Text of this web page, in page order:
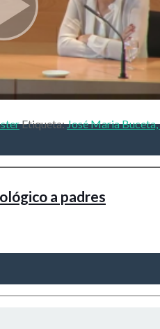
Etiqueta:José Maria Buceta,
a padres